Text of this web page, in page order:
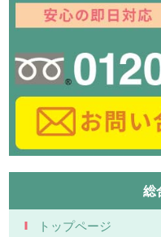
総
トップページ